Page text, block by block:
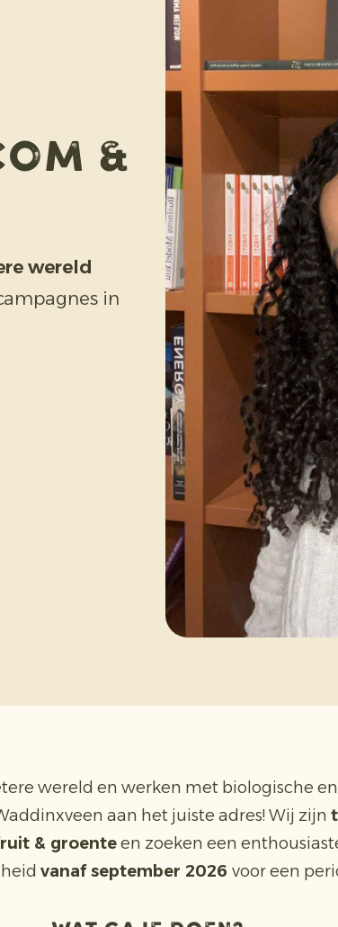
&
wereld
in
wereld en werken met biologische
aan het juiste adres! Wij zijn
& groenteen zoeken een
vanaf september 2026 voor een